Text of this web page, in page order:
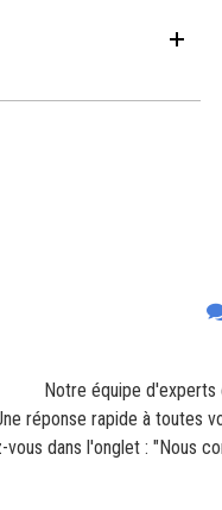
Notre équipe d'experts
réponse rapide à toutes
vous dans l'onglet : "Nous